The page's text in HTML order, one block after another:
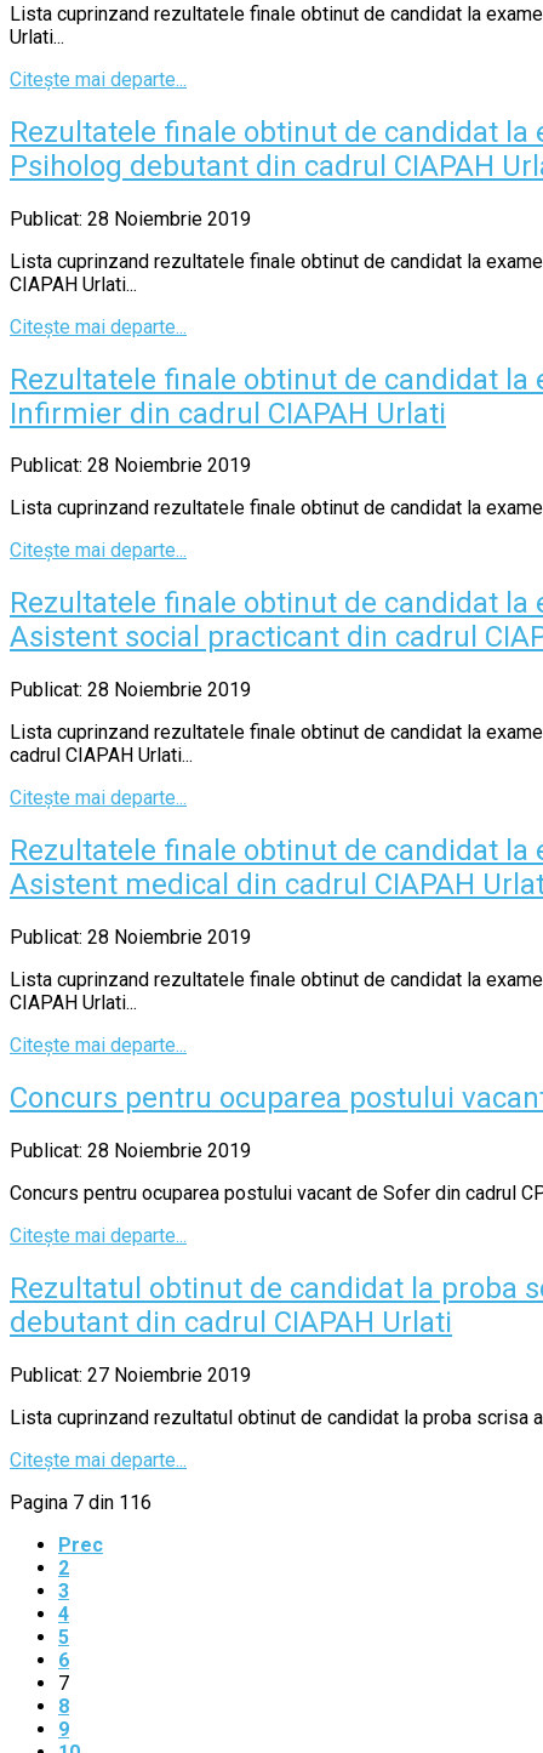
Lista cuprinzand rezultatele finale obtinut de candidat la
Urlati...
Citește mai departe...
Rezultatele finale obtinut de candidat
Psiholog debutant din cadrul CIAPAH
Publicat: 28 Noiembrie 2019
Lista cuprinzand rezultatele finale obtinut de candidat la
CIAPAH Urlati...
Citește mai departe...
Rezultatele finale obtinut de candidat
Infirmier din cadrul CIAPAH Urlati
Publicat: 28 Noiembrie 2019
Lista cuprinzand rezultatele finale obtinut de candidat la
Citește mai departe...
Rezultatele finale obtinut de candidat
Asistent social practicant din cadrul
Publicat: 28 Noiembrie 2019
Lista cuprinzand rezultatele finale obtinut de candidat la
cadrul CIAPAH Urlati...
Citește mai departe...
Rezultatele finale obtinut de candidat
Asistent medical din cadrul CIAPAH
Publicat: 28 Noiembrie 2019
Lista cuprinzand rezultatele finale obtinut de candidat la
CIAPAH Urlati...
Citește mai departe...
Concurs pentru ocuparea postului
Publicat: 28 Noiembrie 2019
Concurs pentru ocuparea postului vacant de Sofer din cadrul
Citește mai departe...
Rezultatul obtinut de candidat la proba
debutant din cadrul CIAPAH Urlati
Publicat: 27 Noiembrie 2019
Lista cuprinzand rezultatul obtinut de candidat la proba scrisa
Citește mai departe...
Pagina 7 din 116
Prec
2
3
4
5
6
7
8
9